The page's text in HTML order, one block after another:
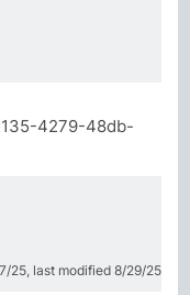
4279-48db-
25, last modified 8/29/25